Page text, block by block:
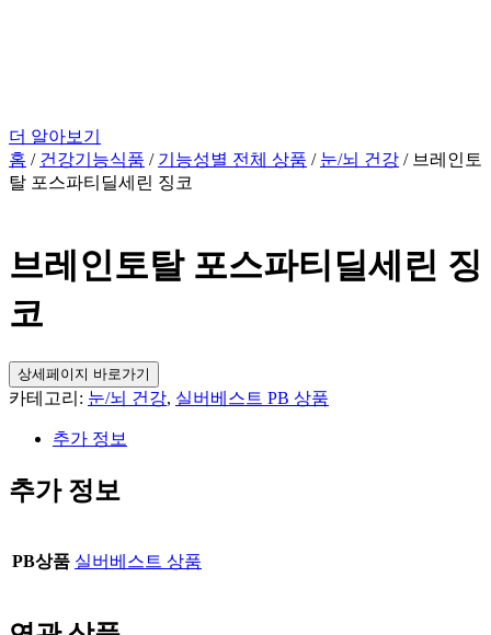
더 알아보기
홈 / 건강기능식품 / 기능성별 전체 상품 / 눈/뇌 건강 / 브레인토
탈 포스파티딜세린 징코
브레인토탈 포스파티딜세린 징
코
상세페이지 바로가기
카테고리: 눈/뇌 건강, 실버베스트 PB 상품
추가 정보
추가 정보
PB상품 실버베스트 상품